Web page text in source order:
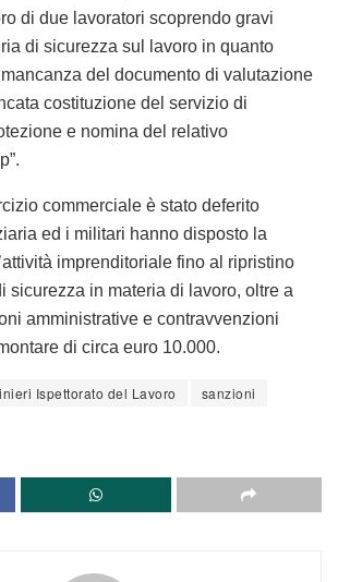
di due lavoratori scoprendo gravi
di sicurezza sul lavoro in quanto
del documento di valutazione
costituzione del servizio di
e nomina del relativo
commerciale è stato deferito
ed i militari hanno disposto la
imprenditoriale fino al ripristino
sicurezza in materia di lavoro, oltre a
amministrative e contravvenzioni
di circa euro 10.000.
Ispettorato del Lavoro
sanzioni